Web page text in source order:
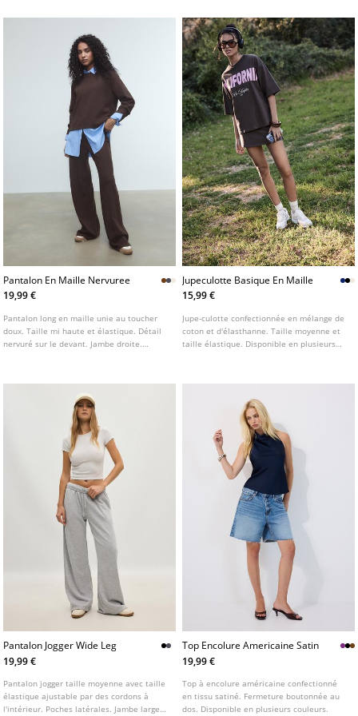
métallique.
Pantalon En Maille Nervuree
19,99 €
Pantalon long en maille unie au toucher
doux. Taille mi haute et élastique. Détail
nervuré sur le devant. Jambe droite.
Jupeculotte Basique En Maille
15,99 €
Jupe-culotte confectionnée en mélange de
coton et d'élasthanne. Taille moyenne et
taille élastique. Disponible en plusieurs
Pantalon Jogger Wide Leg
19,99 €
Pantalon jogger taille moyenne avec taille
élastique ajustable par des cordons à
l'intérieur. Poches latérales. Jambe large
Top Encolure Americaine Satin
19,99 €
Top à encolure américaine confectionné
en tissu satiné. Fermeture boutonnée au
dos. Disponible en plusieurs couleurs.